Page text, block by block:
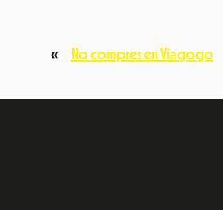
« No compres en Viagogo